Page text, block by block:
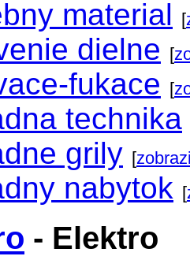
material [
dielne [
fukace [
technika
grily [
nabytok [
- Elektro